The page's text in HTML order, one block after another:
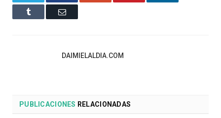
Tumblr Email
DAIMIELALDIA.COM
PUBLICACIONES RELACIONADAS